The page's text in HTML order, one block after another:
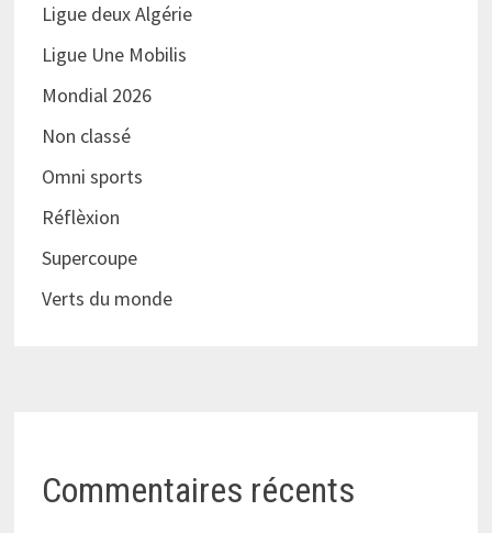
Ligue deux Algérie
Ligue Une Mobilis
Mondial 2026
Non classé
Omni sports
Réflèxion
Supercoupe
Verts du monde
Commentaires récents